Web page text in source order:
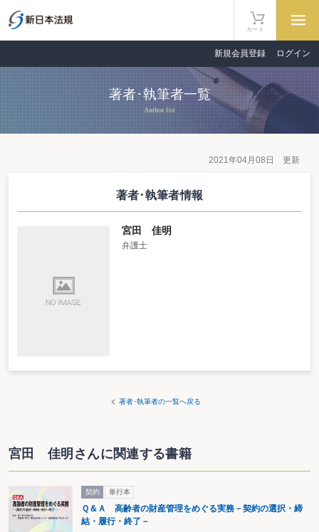
カート
新規会員登録 ログイン
著者･執筆者一覧
Author list
2021年04月08日 更新
著者･執筆者情報
宮田 佳明
弁護士
著者･執筆者の一覧へ戻る
宮田 佳明さんに関連する書籍
契約 単行本
Ｑ＆Ａ 高齢者の財産管理をめぐる実務－契約の選択・締
結・履行・終了－